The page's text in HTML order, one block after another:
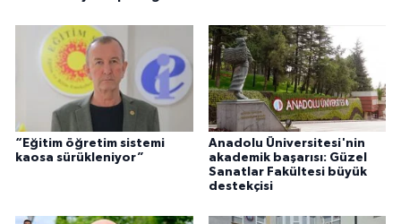
“Eğitim öğretim sistemi
kaosa sürükleniyor”
Anadolu Üniversitesi'nin
akademik başarısı: Güzel
Sanatlar Fakültesi büyük
destekçisi